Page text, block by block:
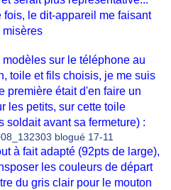
le dit-appareil me faisant
misères
sur le téléphone au
toile et fils choisis, je me suis
première était d'en faire un
les petits, sur cette toile
soldait avant sa fermeture) :
à fait adapté (92pts de large),
les couleurs de départ
du gris clair pour le mouton